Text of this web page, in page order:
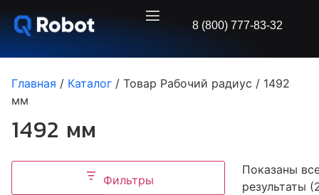
8 (800) 777-83-32
Главная / Каталог / Товар Рабочий радиус / 1492
мм
1492 мм
Фильтры
Показаны
результаты